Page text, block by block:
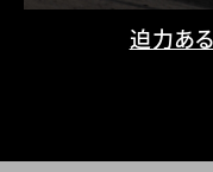
迫力あ